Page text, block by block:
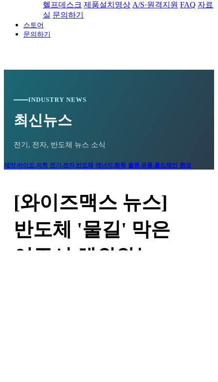
헬프데스크 제품설치영상 A/S·원격지원 FAQ 자료
실 문의하기
스토어
문의하기
INDUSTRY NEWS
최신뉴스
전기, 전자, 반도체 뉴스 소식
제약,바이오,의학 전기,전자,반도체 에너지,화학 물류,유통,콜드체인 환경
[와이즈맥스 뉴스]
반도체 '물길' 막은
여주시 해외와는